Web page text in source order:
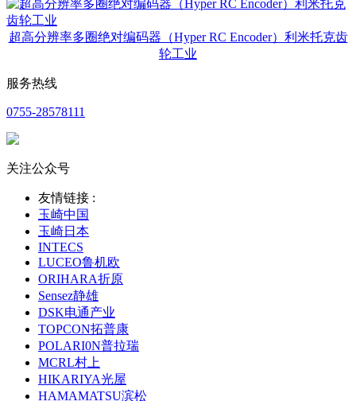
超高分辨率多圈绝对编码器（Hyper RC Encoder）利米托克齿
轮工业
服务热线
0755-28578111
关注公众号
友情链接 :
玉崎中国
玉崎日本
INTECS
LUCEO鲁机欧
ORIHARA折原
Sensez静雄
DSK电通产业
TOPCON拓普康
POLARI0N普拉瑞
MCRL村上
HIKARIYA光屋
HAMAMATSU滨松